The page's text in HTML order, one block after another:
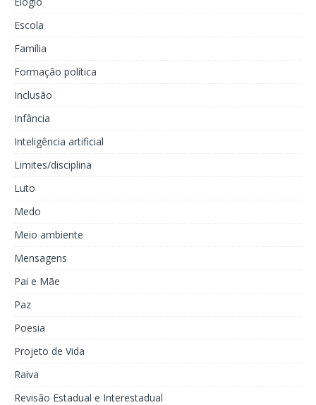
Escola
Família
Formação política
Inclusão
Infância
Inteligência artificial
Limites/disciplina
Luto
Medo
Meio ambiente
Mensagens
Pai e Mãe
Paz
Poesia
Projeto de Vida
Raiva
Revisão Estadual e Interestadual